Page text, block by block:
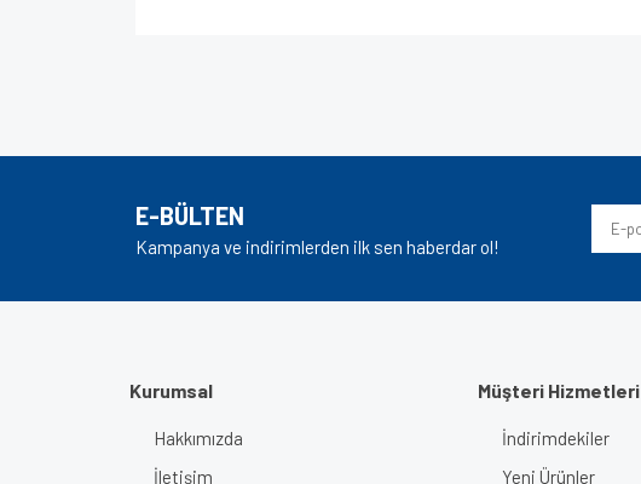
Ürün resmi kalitesiz, bozuk veya görüntülenemiyor.
Ürün bilgilerinde hatalar bulunuyor.
E-BÜLTEN
Kampanya ve indirimlerden ilk sen haberdar ol!
Kurumsal
Hakkımızda
İletişim
Müşteri Hizmetleri
İndirimdekiler
Yeni Ürünler